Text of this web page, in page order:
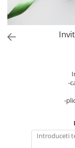
-
-